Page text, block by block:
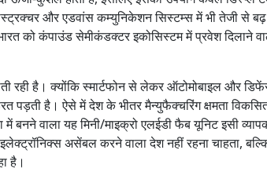
और एडवांस कम्युनिकेशन सिस्टम्स में भी तेजी से
को कंपाउंड सेमीकंडक्टर इकोसिस्टम में प्रवेश दिलाने
रही है। क्योंकि स्मार्टफोन से लेकर ऑटोमोबाइल और
पड़ती है। ऐसे में देश के भीतर मैन्युफैक्चरिंग क्षमता
बनने वाला यह मिनी/माइक्रो एलईडी फैब यूनिट इसी
असेंबल करने वाला देश नहीं रहना चाहता,
है।